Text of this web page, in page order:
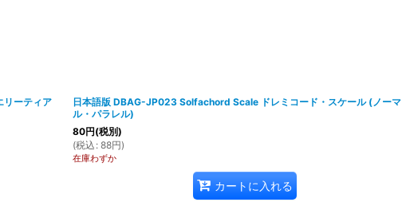
ーティア
日本語版 DBAG-JP023 Solfachord Scale ドレミコード・スケール (ノーマ
ル・パラレル)
80円(税別)
(税込 : 88円)
在庫わずか
カートに入れる